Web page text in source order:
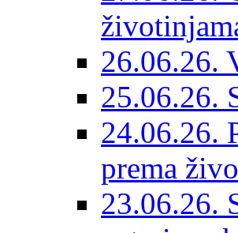
26.06.26.
25.06.26.
24.06.26.
prema
23.06.26.